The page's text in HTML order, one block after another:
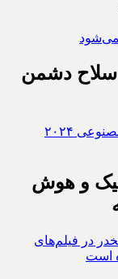
سلاح دشمن
و هوش